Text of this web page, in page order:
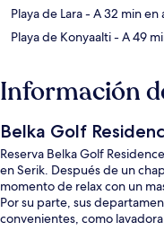
Playa de Lara- A 32 min en
Playa de Konyaalti- A 49
Información
Belka Golf
Reserva Belka Golf
en Serik. Después de un
momento de relax con un
Por su parte, sus
convenientes, como